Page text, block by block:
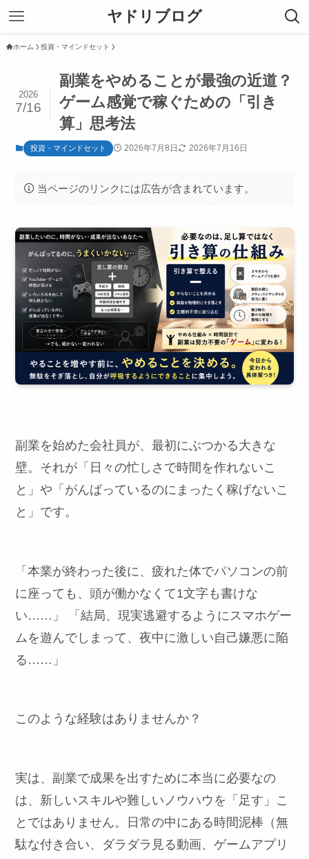
ヤドリブログ
ホーム 投資・マインドセット
副業をやめることが最強の近道？
ゲーム感覚で稼ぐための「引き
算」思考法
2026
7/16
投資・マインドセット 2026年7月8日 2026年7月16日
当ページのリンクには広告が含まれています。
副業を始めた会社員が、最初にぶつかる大きな
壁。それが「日々の忙しさで時間を作れないこ
と」や「がんばっているのにまったく稼げないこ
と」です。
「本業が終わった後に、疲れた体でパソコンの前
に座っても、頭が働かなくて1文字も書けな
い……」 「結局、現実逃避するようにスマホゲー
ムを遊んでしまって、夜中に激しい自己嫌悪に陥
る……」
このような経験はありませんか？
実は、副業で成果を出すために本当に必要なの
は、新しいスキルや難しいノウハウを「足す」こ
とではありません。日常の中にある時間泥棒（無
駄な付き合い、ダラダラ見る動画、ゲームアプリ